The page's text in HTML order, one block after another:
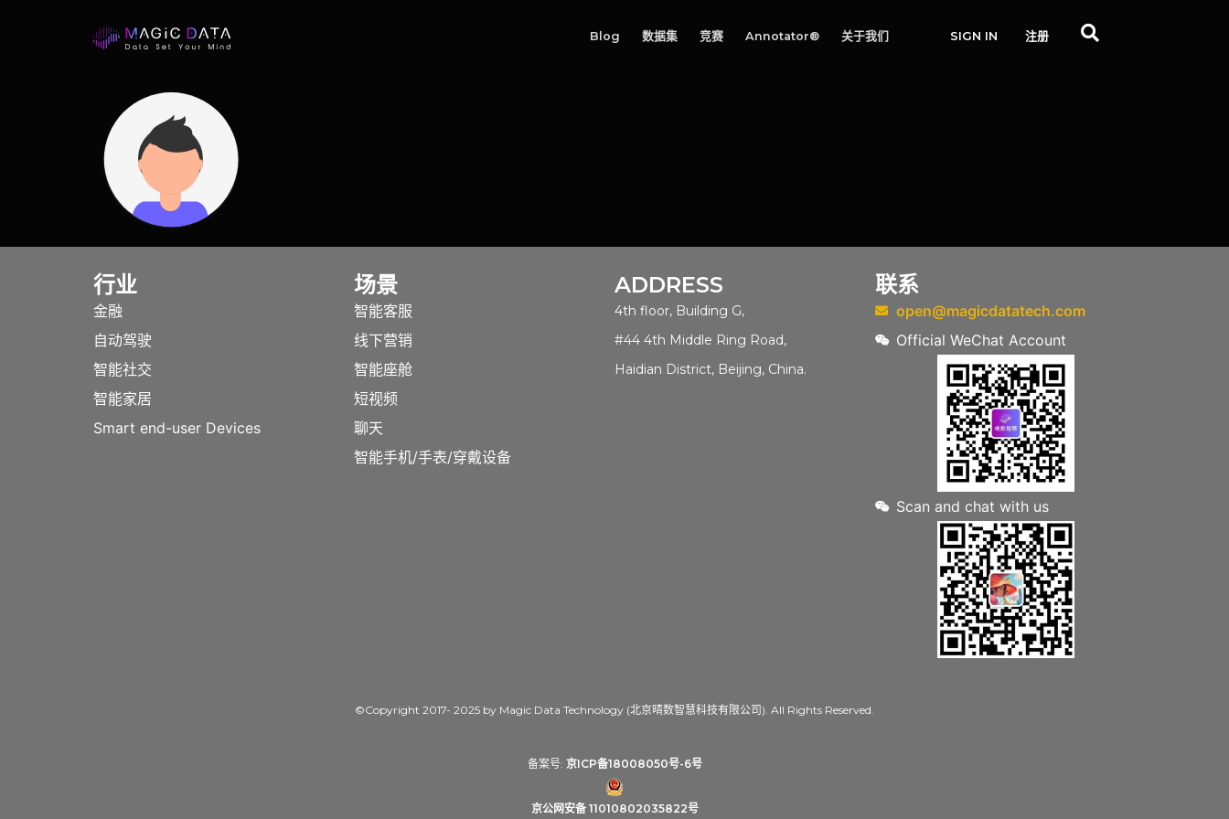
Blog 数据集 竞赛 Annotator® 关于我们 SIGN IN 注册
行业
金融
自动驾驶
智能社交
智能家居
Smart end-user Devices
场景
智能客服
线下营销
智能座舱
短视频
聊天
智能手机/手表/穿戴设备
ADDRESS
4th floor, Building G,
#44 4th Middle Ring Road,
Haidian District, Beijing, China.
联系
open@magicdatatech.com
Official WeChat Account
Scan and chat with us
©Copyright 2017- 2025 by Magic Data Technology (北京晴数智慧科技有限公司). All Rights Reserved.
备案号: 京ICP备18008050号-6号
京公网安备 11010802035822号